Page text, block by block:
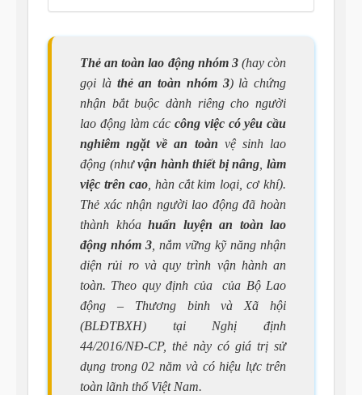
Thẻ an toàn lao động nhóm 3(hay còn
gọi là thẻ an toàn nhóm 3) là chứng
nhận bắt buộc dành riêng cho người
lao động làm các công việc có yêu cầu
nghiêm ngặt về an toàn vệ sinh lao
động (nhưvận hành thiết bị nâng ,làm
việc trên cao, hàn cắt kim loại, cơ khí).
Thẻ xác nhận người lao động đã hoàn
thành khóa huấn luyện an toàn lao
động nhóm 3, nắm vững kỹ năng nhận
diện rủi ro và quy trình vận hành an
toàn. Theo quy định của của Bộ Lao
động – Thương binh và Xã hội
(BLĐTBXH) tại Nghị định
44/2016/NĐ-CP, thẻ này có giá trị sử
dụng trong 02 năm và có hiệu lực trên
toàn lãnh thổ Việt Nam.